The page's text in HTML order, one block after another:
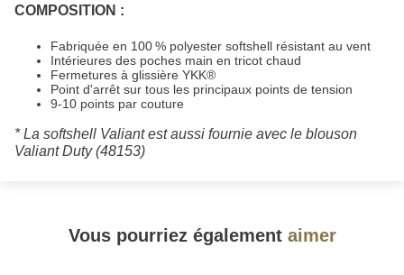
COMPOSITION :
Fabriquée en 100 % polyester softshell résistant au vent
Intérieures des poches main en tricot chaud
Fermetures à glissière YKK®
Point d'arrêt sur tous les principaux points de tension
9-10 points par couture
* La softshell Valiant est aussi fournie avec le blouson
Valiant Duty (48153)
Vous pourriez également aimer